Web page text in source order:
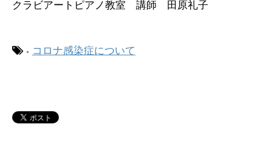
クラビアートピアノ教室 講師 田原礼子
- コロナ感染症について